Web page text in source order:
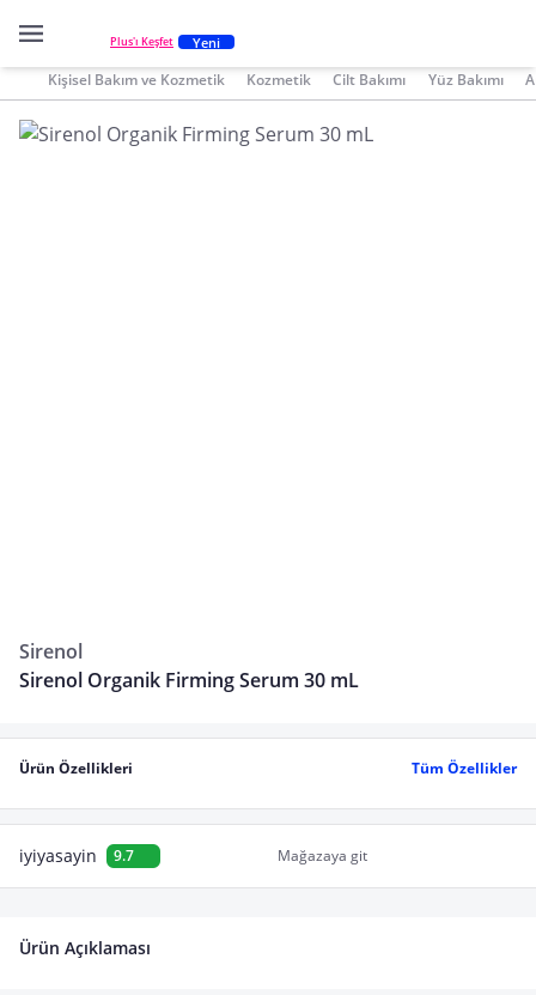
Plus'ı Keşfet Yeni
Kişisel Bakım ve Kozmetik Kozmetik Cilt Bakımı Yüz Bakımı
Sirenol
Sirenol Organik Firming Serum 30 mL
Ürün Özellikleri Tüm Özellikler
iyiyasayin 9.7 Mağazaya git
Ürün Açıklaması